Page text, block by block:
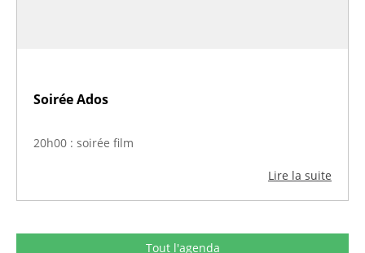
Soirée Ados
20h00 : soirée film
Lire la suite
Tout l'agenda